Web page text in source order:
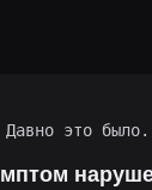
Давно это